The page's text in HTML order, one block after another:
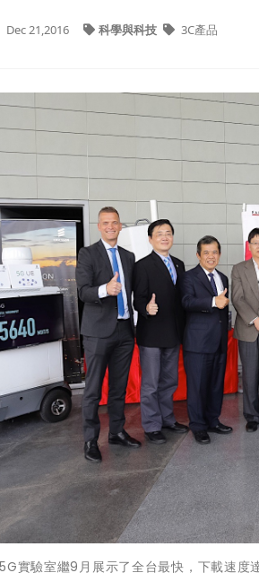
Dec 21,2016 科學與科技 3C產品
實驗室繼9月展示了全台最快，下載速